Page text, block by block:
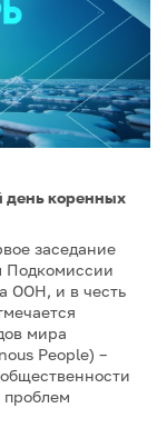
день коренных
заседание
Подкомиссии
ООН, и в честь
мира
People) –